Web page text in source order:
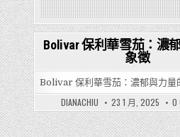
in
Bolivar 保利華雪茄：濃
象徵
Bolivar 保利華雪茄：濃郁與力量
DIANACHIU 23 1 月, 2025 0